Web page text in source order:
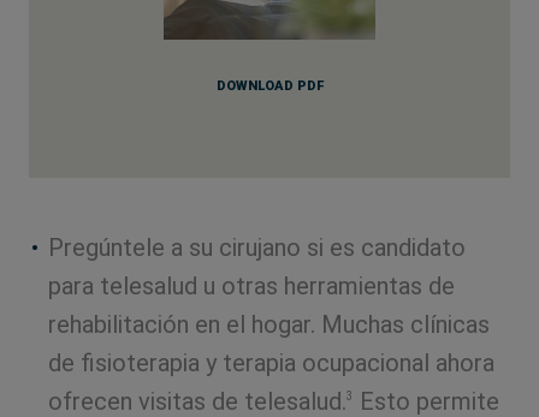
DOWNLOAD PDF
Pregúntele a su cirujano si es candidato
para telesalud u otras herramientas de
rehabilitación en el hogar. Muchas clínicas
de fisioterapia y terapia ocupacional ahora
ofrecen visitas de telesalud.3
Esto permite